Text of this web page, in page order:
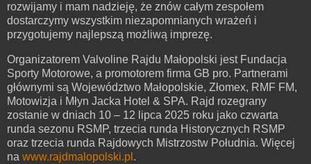
rozwijamy i mam nadzieję, że znów całym zespołem
dostarczymy wszystkim niezapomnianych wrażeń i
przygotujemy najlepszą możliwą imprezę.
Organizatorem Valvoline Rajdu Małopolski jest Fundacja
Sporty Motorowe, a promotorem firma GB pro. Partnerami
głównymi są Województwo Małopolskie, Złomex, RMF FM,
Motowizja i Młyn Jacka Hotel & SPA. Rajd rozegrany
zostanie w dniach 10 – 12 lipca 2025 roku jako czwarta
runda sezonu RSMP, trzecia runda Historycznych RSMP
oraz trzecia runda Rajdowych Mistrzostw Południa. Więcej
na www.rajdmalopolski.pl .